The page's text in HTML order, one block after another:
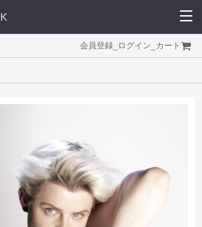
会員登録 ログイン カート